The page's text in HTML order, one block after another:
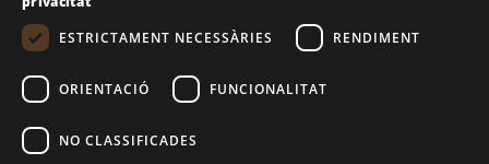
Financiado por la Unión Europea – NextGenerationEU
ESTRICTAMENT NECESSÀRIES
RENDIMENT
ORIENTACIÓ FUNCIONALITAT
NO CLASSIFICADES